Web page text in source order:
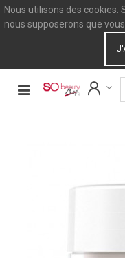
Nous utilisons des cookies.
nous supposerons que